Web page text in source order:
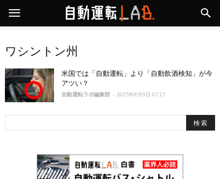
ワシントン州
米国では「自動運転」より「自動飲酒検知」が今
アツい？
自動運転ラボ編集部 - 2025年8月9日 07:21